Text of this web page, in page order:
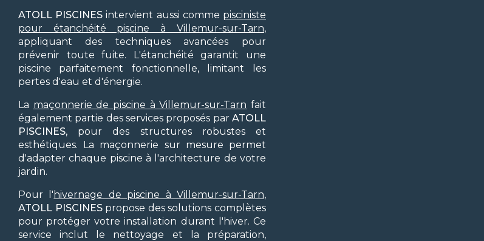
ATOLL PISCINES intervient aussi comme pisciniste
pour étanchéité piscine à Villemur-sur-Tarn,
appliquant des techniques avancées pour
prévenir toute fuite. L'étanchéité garantit une
piscine parfaitement fonctionnelle, limitant les
pertes d'eau et d'énergie.
La maçonnerie de piscine à Villemur-sur-Tarn fait
également partie des services proposés par ATOLL
PISCINES, pour des structures robustes et
esthétiques. La maçonnerie sur mesure permet
d'adapter chaque piscine à l'architecture de votre
jardin.
Pour l' hivernage de piscine à Villemur-sur-Tarn,
ATOLL PISCINESpropose des solutions complètes
pour protéger votre installation durant l'hiver. Ce
service inclut le nettoyage et la préparation,